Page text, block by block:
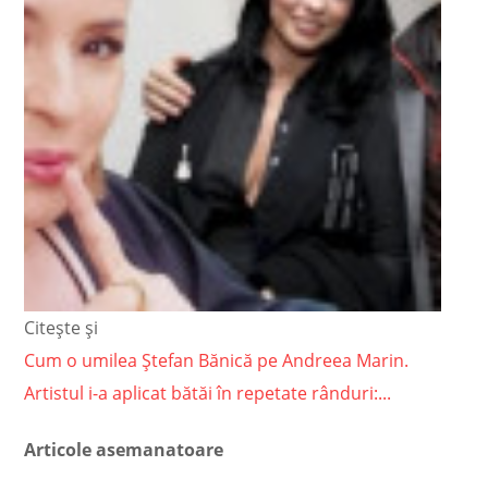
Citește și
Cum o umilea Ștefan Bănică pe Andreea Marin.
Artistul i-a aplicat bătăi în repetate rânduri:...
Articole asemanatoare